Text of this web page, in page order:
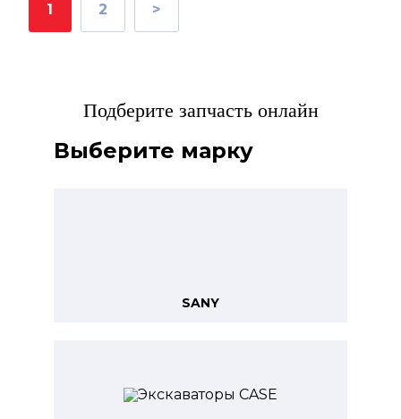
1 2 >
Подберите запчасть онлайн
Выберите марку
SANY